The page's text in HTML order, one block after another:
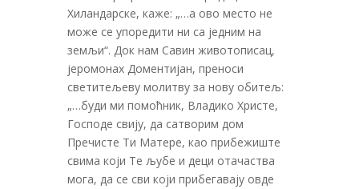
Хиландарске, каже: „…а ово место не
може се упоредити ни са једним на
земљи“. Док нам Савин животописац,
јеромонах Доментијан, преноси
светитељеву молитву за нову обитељ:
„…буди ми помоћник, Владико Христе,
Господе свију, да сатворим дом
Пречисте Ти Матере, као прибежиште
свима који Те љубе и деци отачаства
мога, да се сви који прибегавају овде